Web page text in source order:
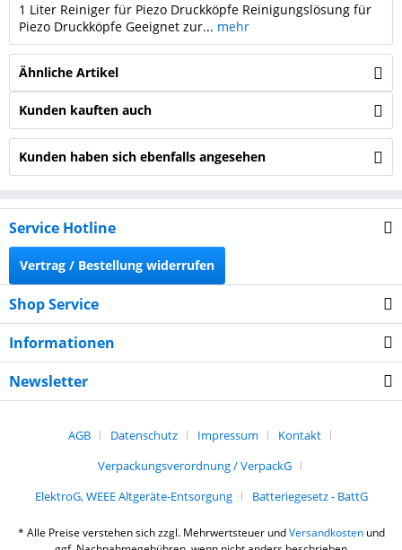
1 Liter Reiniger für Piezo Druckköpfe Reinigungslösung für
Piezo Druckköpfe Geeignet zur... mehr
Ähnliche Artikel
Kunden kauften auch
Kunden haben sich ebenfalls angesehen
Service Hotline
Vertrag / Bestellung widerrufen
Shop Service
Informationen
Newsletter
AGB Datenschutz Impressum
Kontakt
Verpackungsverordnung / VerpackG
ElektroG, WEEE Altgeräte-Entsorgung
Batteriegesetz - BattG
* Alle Preise verstehen sich zzgl. Mehrwertsteuer undVersandkostenund